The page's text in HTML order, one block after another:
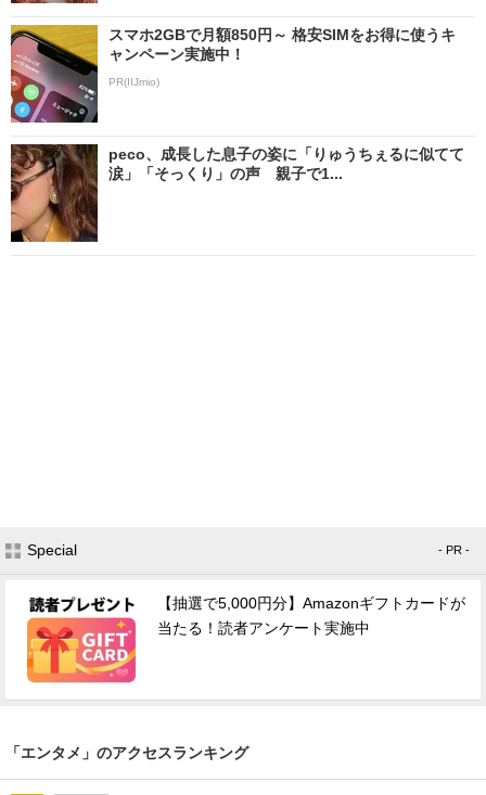
スマホ2GBで月額850円～ 格安SIMをお得に使うキ
ャンペーン実施中！
PR(IIJmio)
peco、成長した息子の姿に「りゅうちぇるに似てて
涙」「そっくり」の声 親子で1...
Special - PR -
【抽選で5,000円分】Amazonギフトカードが
当たる！読者アンケート実施中
「エンタメ」のアクセスランキング